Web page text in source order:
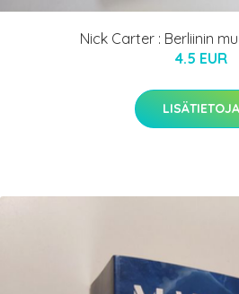
Nick Carter : Berliinin
4.5 EUR
LISÄTIETOJA